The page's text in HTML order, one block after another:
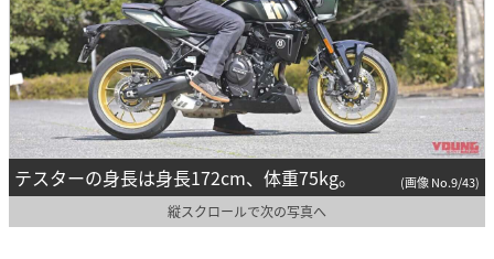
テスターの身長は身長172cm、体重75kg。 (画像 No.9/43)
縦スクロールで次の写真へ